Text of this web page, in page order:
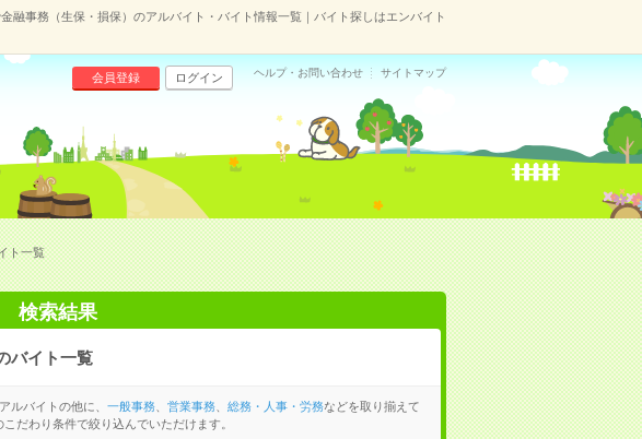
融事務（生保・損保）のアルバイト・バイト情報一覧｜バイト探しはエンバイト
会員登録 ログイン ヘルプ・お問い合わせ サイトマップ
ト一覧
検索結果
バイト一覧
ルバイトの他に、 一般事務、 営業事務、 総務・人事・労務などを取り揃えて
こだわり条件で絞り込んでいただけます。